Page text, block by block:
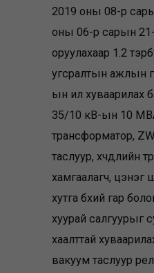
2019 оны 08-р
оны 06-р сарын
оруулахаар 1.2
угсралтын ажлын
ын ил хуваарилах
35/10 кВ-ын 10 МВА
трансформатор,
таслуур, хүчдлийн
хамгаалагч, цэнэг
хутга бүхий гар
хуурай салгуурыг
хаалттай
вакуум таслуур